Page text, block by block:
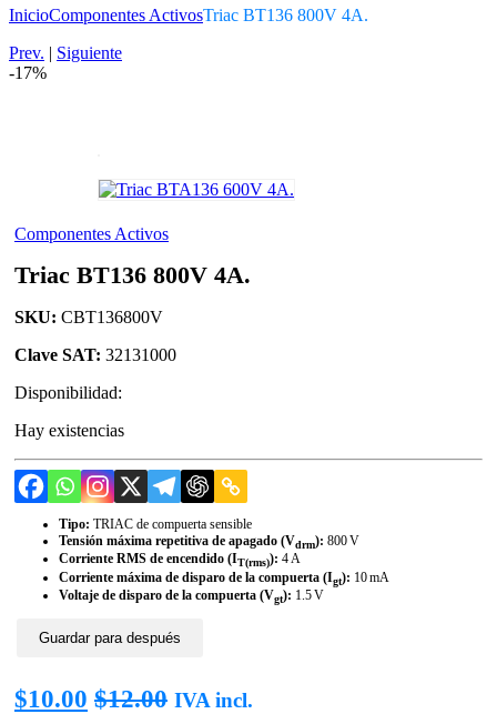
InicioComponentes ActivosTriac BT136 800V 4A.
Prev. | Siguiente
-17%
Componentes Activos
Triac BT136 800V 4A.
SKU: CBT136800V
Clave SAT: 32131000
Disponibilidad:
Hay existencias
Tipo: TRIAC de compuerta sensible
Tensión máxima repetitiva de apagado (Vdrm): 800 V
Corriente RMS de encendido (IT(rms)): 4 A
Corriente máxima de disparo de la compuerta (Igt): 10 mA
Voltaje de disparo de la compuerta (Vgt): 1.5 V
Guardar para después
$10.00 $12.00 IVA incl.